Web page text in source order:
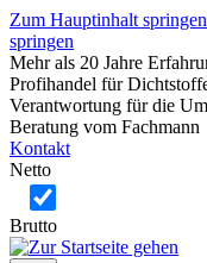
Zum Hauptinhalt springen
springen
Mehr als 20 Jahre
Profihandel für
Verantwortung für die
Beratung vom Fachmann
Kontakt
Netto
Brutto